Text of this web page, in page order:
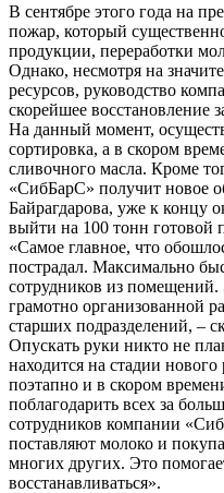
В сентябре этого года на
пожар, который
продукции, переработки
Однако, несмотря на
ресурсов, руководство
скорейшее восстановление
На данный момент,
сортировка, а в скором
сливочного масла. Кроме
«СибБарС» получит новое
Байрагдарова, уже к концу
выйти на 100 тонн готовой
«Самое главное, что
пострадал. Максимально
сотрудников из помещений.
грамотно организованной
старших подразделений, –
Опускать руки никто не
находится на стадии нового
поэтапно и в скором
поблагодарить всех за
сотрудников компании
поставляют молоко и
многих других. Это
восстанавливаться».